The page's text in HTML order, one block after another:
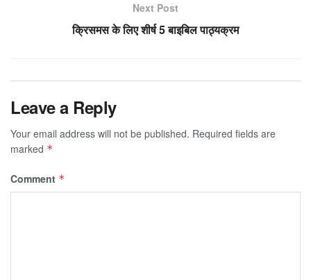
Next Post
क्रिसमस के लिए शीर्ष 5 बाइबिल पाठ्यक्रम
Leave a Reply
Your email address will not be published. Required fields are
marked *
Comment *